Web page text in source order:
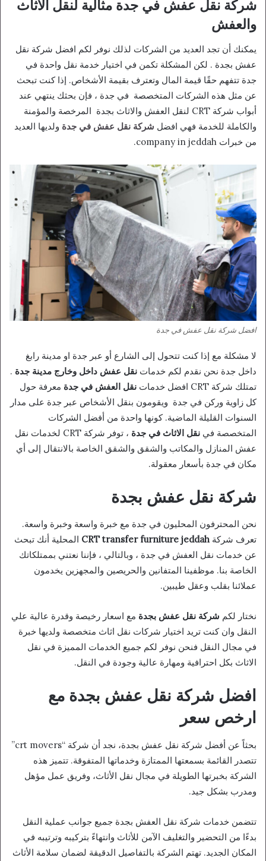
شركة نقل عفش في جدة مثالية لنقل الاثاث
والعفش
يمكنك أن تجد العديد من الشركات لذلك نوفر لكم افضل شركة نقل
عفش بجدة . لكن المشكلة تكمن في اختيار خدمة نقل واحدة في
جدة تتفهم حقًا قيمة المال وتعترف بقيمة الأشخاص. إذا كنت تبحث
عن مثل هذه الشركات المتخصصة في جدة ، فإن بحثك ينتهي عند
أبواب شركة CRT لنقل العفش والاثاث بجدة المرخصة والمؤمنة
والكاملة للخدمة فهي افضل شركة نقل عفش في جدة ولديها العديد
من خبرات company in jeddah.
افضل شركة نقل عفش في جدة
لا مشكلة مع إذا كنت تتحول إلى الشارع أو عبر جدة او مدينة رابغ
داخل جدة نحن نقدم لكم خدمات نقل عفش داخل وخارج مدينة جدة .
تمتلك شركة CRT افضل خدمات
نقل العفش في جدة معرفة حول
كل زاوية وركن في جدة ويقومون بنقل الأشخاص عبر جدة على مدار
السنوات القليلة الماضية. كونها واحدة من أفضل الشركات
المتخصصة في نقل الاثاث في جدة
، توفر شركة CRT لخدمات نقل
عفش المنازل والمكاتب والشقق والشقق الخاصة بالانتقال إلى أي
مكان في جدة بأسعار معقولة.
شركة نقل عفش بجدة
نحن المحترفون المحليون في جدة مع خبرة واسعة وخبرة واسعة.
تعرف شركة CRT transfer furniture jeddah المحلية أنك تبحث
عن خدمات نقل العفش في جدة ، وبالتالي ، فإننا نعتني بممتلكاتك
الخاصة بنا. موظفينا المتفانين والحريصين والمجهزين يخدمون
عملائنا بقلب وعقل طيبين.
نختار لكم شركة نقل عفش بجدة مع اسعار رخيصة وقدرة عالية علي
النقل وان كنت تريد اختيار شركات نقل اثاث متخصصة ولديها خبرة
في مجال النقل فنحن نوفر لكم جميع الخدمات المميزة في نقل
الاثاث بكل احترافية ومهارة عالية وجودة في النقل.
افضل شركة نقل عفش بجدة مع
ارخص سعر
بحثاً عن أفضل شركة نقل عفش بجدة، نجد أن شركة “crt movers”
تتصدر القائمة بسمعتها الممتازة وخدماتها المتفوقة. تتميز هذه
الشركة بخبرتها الطويلة في مجال نقل الأثاث، وفريق عمل مؤهل
ومدرب بشكل جيد.
تتضمن خدمات شركة نقل العفش بجدة جميع جوانب عملية النقل
بدءًا من التحضير والتغليف الآمن للأثاث وانتهاءً بتركيبه وترتيبه في
المكان الجديد. تهتم الشركة بالتفاصيل الدقيقة لضمان سلامة الأثاث